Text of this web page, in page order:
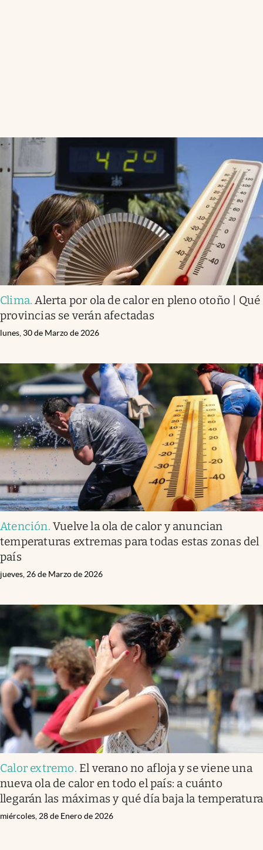
Clima.Alerta por ola de calor en pleno otoño | Qué
provincias se verán afectadas
lunes, 30 de Marzo de 2026
Atención.Vuelve la ola de calor y anuncian
temperaturas extremas para todas estas zonas del
país
jueves, 26 de Marzo de 2026
Calor extremo. El verano no afloja y se viene una
nueva ola de calor en todo el país: a cuánto
llegarán las máximas y qué día baja la temperatura
miércoles, 28 de Enero de 2026